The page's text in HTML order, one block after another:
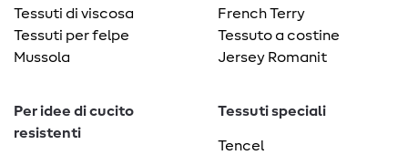
Tessuti di viscosa
Tessuti per felpe
Mussola
French Terry
Tessuto a costine
Jersey Romanit
Per idee di cucito
resistenti
Tessuti speciali
Tencel